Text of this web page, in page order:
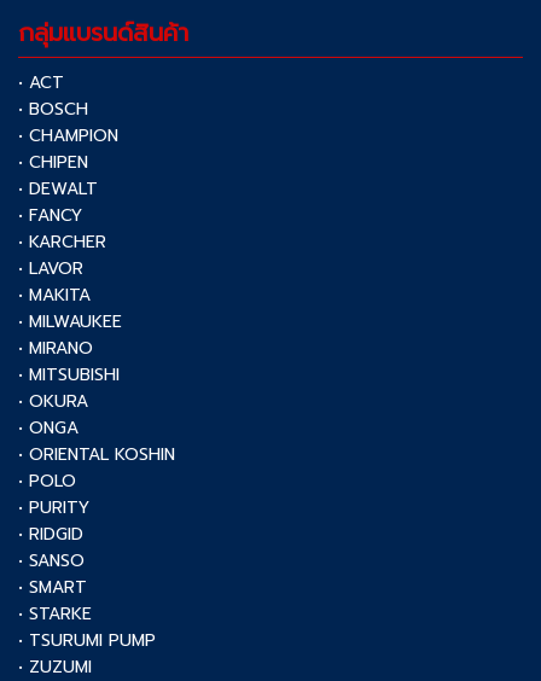
กลุ่มแบรนด์สินค้า
• ACT
• BOSCH
• CHAMPION
• CHIPEN
• DEWALT
• FANCY
• KARCHER
• LAVOR
• MAKITA
• MILWAUKEE
• MIRANO
• MITSUBISHI
• OKURA
• ONGA
• ORIENTAL KOSHIN
• POLO
• PURITY
• RIDGID
• SANSO
• SMART
• STARKE
• TSURUMI PUMP
• ZUZUMI